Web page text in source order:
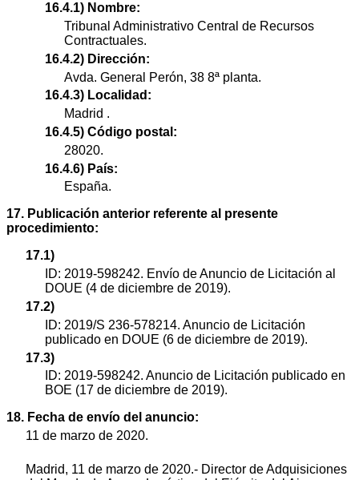
16.4.1) Nombre:
Tribunal Administrativo Central de Recursos
Contractuales.
16.4.2) Dirección:
Avda. General Perón, 38 8ª planta.
16.4.3) Localidad:
Madrid .
16.4.5) Código postal:
28020.
16.4.6) País:
España.
17. Publicación anterior referente al presente
procedimiento:
17.1)
ID: 2019-598242. Envío de Anuncio de Licitación al
DOUE (4 de diciembre de 2019).
17.2)
ID: 2019/S 236-578214. Anuncio de Licitación
publicado en DOUE (6 de diciembre de 2019).
17.3)
ID: 2019-598242. Anuncio de Licitación publicado en
BOE (17 de diciembre de 2019).
18. Fecha de envío del anuncio:
11 de marzo de 2020.
Madrid, 11 de marzo de 2020.- Director de Adquisiciones